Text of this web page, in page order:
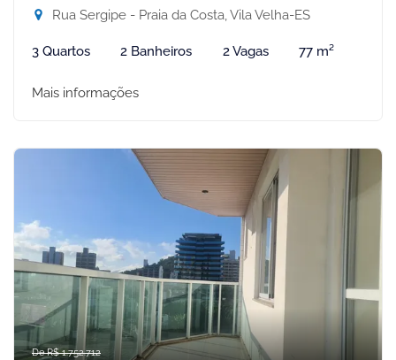
Rua Sergipe - Praia da Costa, Vila Velha-ES
3 Quartos 2 Banheiros 2 Vagas 77 m²
Mais informações
De R$ 1.752.712